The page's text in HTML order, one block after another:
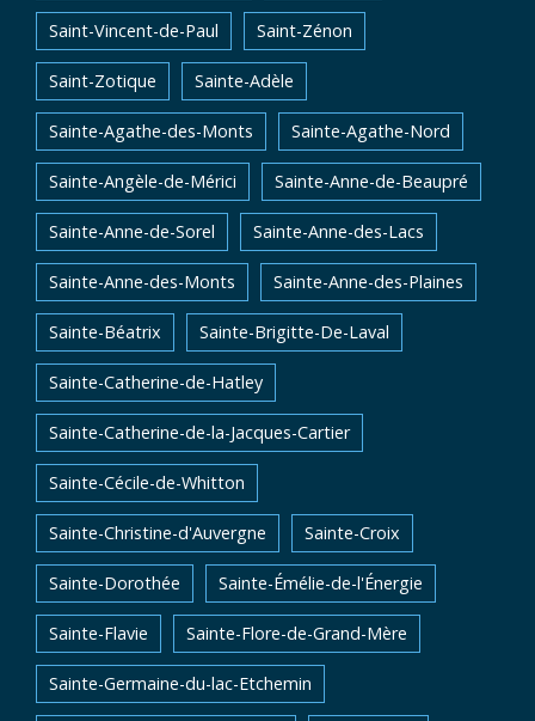
Saint-Vincent-de-Paul Saint-Zénon
Saint-Zotique Sainte-Adèle
Sainte-Agathe-des-Monts Sainte-Agathe-Nord
Sainte-Angèle-de-Mérici Sainte-Anne-de-Beaupré
Sainte-Anne-de-Sorel Sainte-Anne-des-Lacs
Sainte-Anne-des-Monts Sainte-Anne-des-Plaines
Sainte-Béatrix Sainte-Brigitte-De-Laval
Sainte-Catherine-de-Hatley
Sainte-Catherine-de-la-Jacques-Cartier
Sainte-Cécile-de-Whitton
Sainte-Christine-d'Auvergne Sainte-Croix
Sainte-Dorothée Sainte-Émélie-de-l'Énergie
Sainte-Flavie Sainte-Flore-de-Grand-Mère
Sainte-Germaine-du-lac-Etchemin